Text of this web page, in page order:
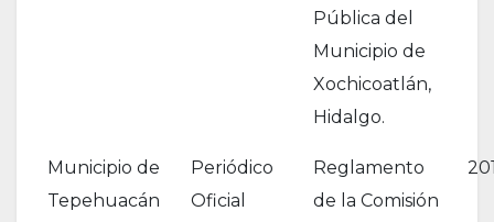
Pública del
Municipio de
Xochicoatlán,
Hidalgo.
Municipio de
Tepehuacán
Periódico
Oficial
Reglamento
de la Comisión